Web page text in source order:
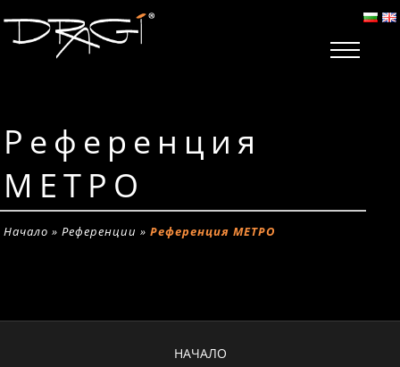
Референция
МЕТРО
Начало »Референции »Референция МЕТРО
НАЧАЛО